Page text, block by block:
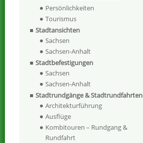
Persönlichkeiten
Tourismus
Stadtansichten
Sachsen
Sachsen-Anhalt
Stadtbefestigungen
Sachsen
Sachsen-Anhalt
Stadtrundgänge & Stadtrundfahrten
Architekturführung
Ausflüge
Kombitouren – Rundgang &
Rundfahrt